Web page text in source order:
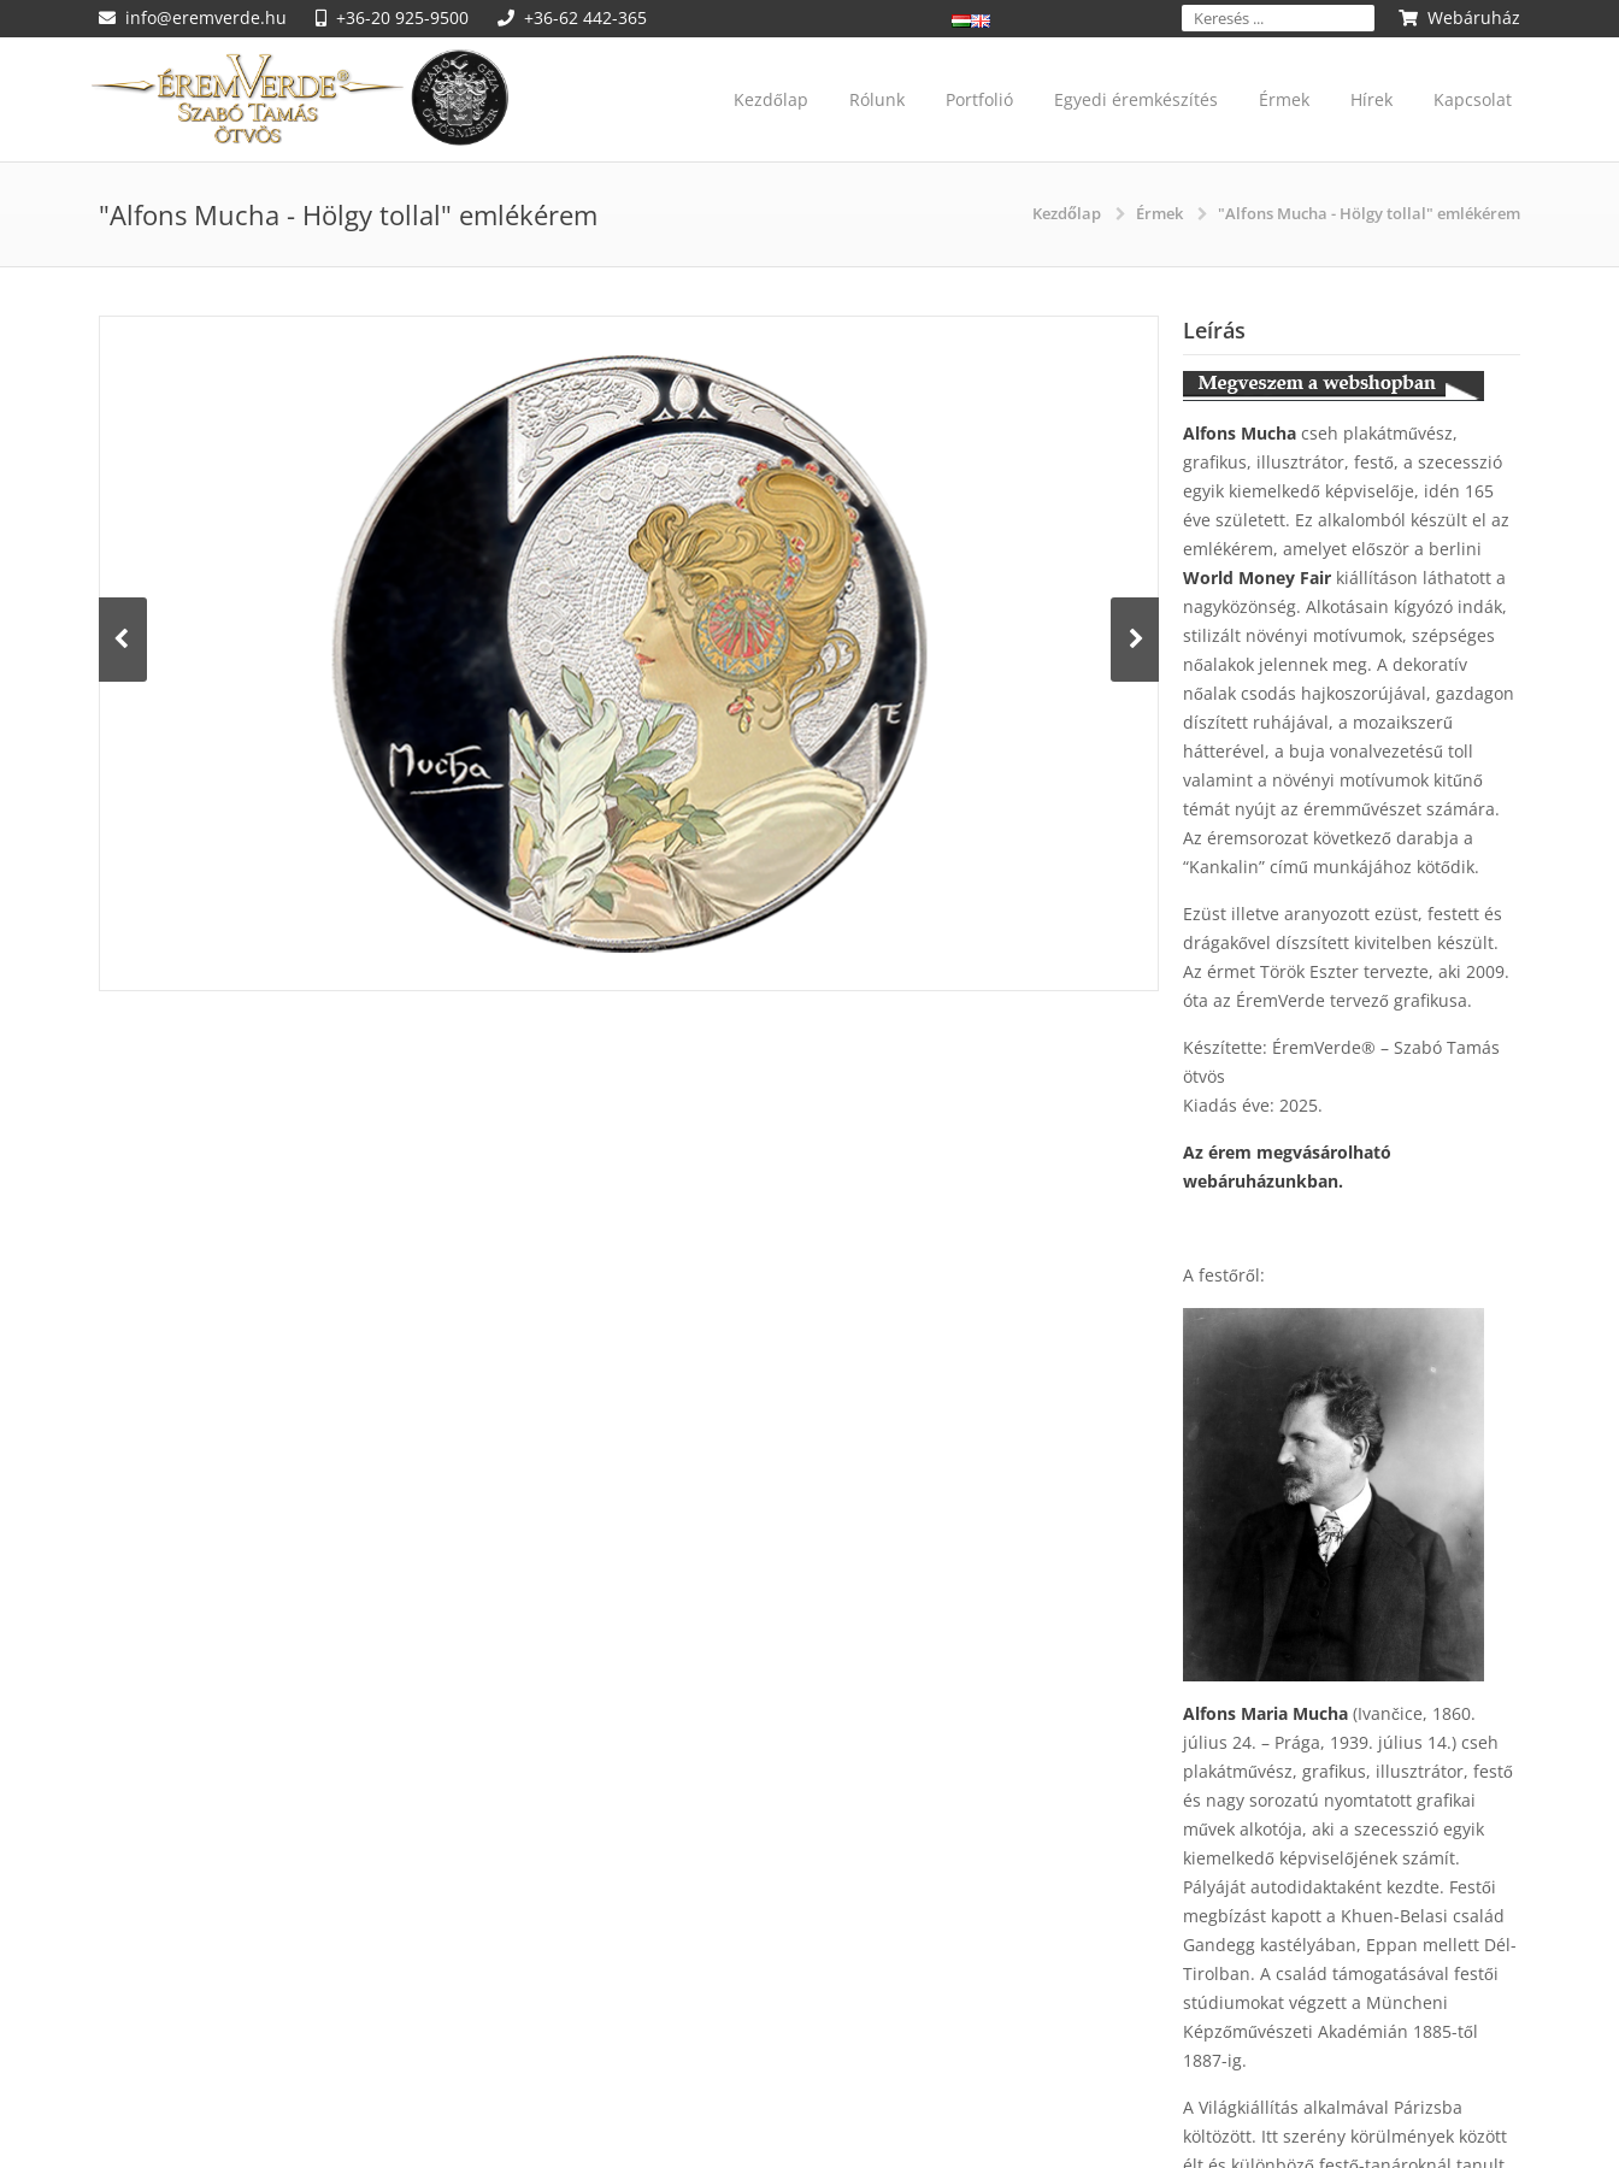
info@eremverde.hu +36-20 925-9500 +36-62 442-365 Webáruház
Kezdőlap Rólunk Portfolió Egyedi éremkészítés Érmek Hírek Kapcsolat
"Alfons Mucha - Hölgy tollal" emlékérem Kezdőlap Érmek "Alfons Mucha - Hölgy tollal" emlékérem
Leírás
Alfons Mucha cseh plakátművész,
grafikus, illusztrátor, festő, a szecesszió
egyik kiemelkedő képviselője, idén 165
éve született. Ez alkalomból készült el az
emlékérem, amelyet először a berlini
World Money Fair kiállításon láthatott a
nagyközönség. Alkotásain kígyózó indák,
stilizált növényi motívumok, szépséges
nőalakok jelennek meg. A dekoratív
nőalak csodás hajkoszorújával, gazdagon
díszített ruhájával, a mozaikszerű
hátterével, a buja vonalvezetésű toll
valamint a növényi motívumok kitűnő
témát nyújt az éremművészet számára.
Az éremsorozat következő darabja a
“Kankalin” című munkájához kötődik.
Ezüst illetve aranyozott ezüst, festett és
drágakővel díszsített kivitelben készült.
Az érmet Török Eszter tervezte, aki 2009.
óta az ÉremVerde tervező grafikusa.
Készítette: ÉremVerde® – Szabó Tamás
ötvös
Kiadás éve: 2025.
Az érem megvásárolható
webáruházunkban.
A festőről:
Alfons Maria Mucha (Ivančice, 1860.
július 24. – Prága, 1939. július 14.) cseh
plakátművész, grafikus, illusztrátor, festő
és nagy sorozatú nyomtatott grafikai
művek alkotója, aki a szecesszió egyik
kiemelkedő képviselőjének számít.
Pályáját autodidaktaként kezdte. Festői
megbízást kapott a Khuen-Belasi család
Gandegg kastélyában, Eppan mellett Dél-
Tirolban. A család támogatásával festői
stúdiumokat végzett a Müncheni
Képzőművészeti Akadémián 1885-től
1887-ig.
A Világkiállítás alkalmával Párizsba
költözött. Itt szerény körülmények között